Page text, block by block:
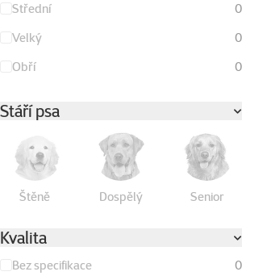
Střední
0
Velký
0
Obří
0
Stáří psa
Štěně Dospělý Senior
Kvalita
Bez specifikace 0